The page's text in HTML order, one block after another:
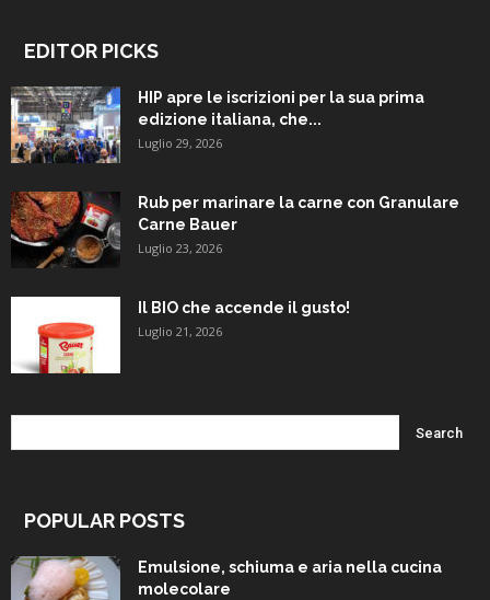
EDITOR PICKS
HIP apre le iscrizioni per la sua prima
edizione italiana, che...
Luglio 29, 2026
Rub per marinare la carne con Granulare
Carne Bauer
Luglio 23, 2026
Il BIO che accende il gusto!
Luglio 21, 2026
POPULAR POSTS
Emulsione, schiuma e aria nella cucina
molecolare